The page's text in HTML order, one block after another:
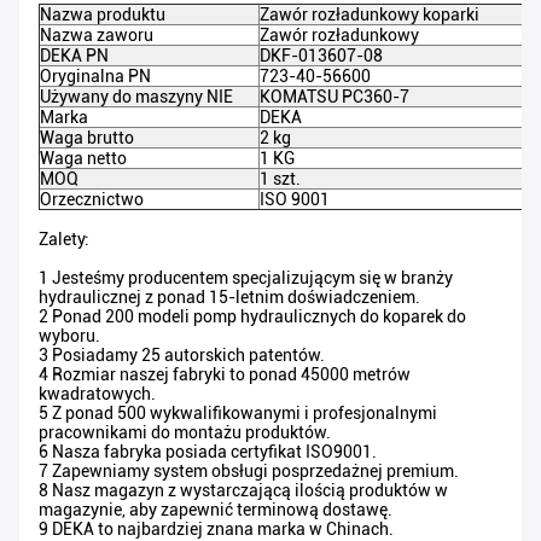
Nazwa produktu
Zawór rozładunkowy koparki
Nazwa zaworu
Zawór rozładunkowy
DEKA PN
DKF-013607-08
Oryginalna PN
723-40-56600
Używany do maszyny NIE
KOMATSU PC360-7
Marka
DEKA
Waga brutto
2 kg
Waga netto
1 KG
MOQ
1 szt.
Orzecznictwo
ISO 9001
Zalety:
1 Jesteśmy producentem specjalizującym się w branży
hydraulicznej z ponad 15-letnim doświadczeniem.
2 Ponad 200 modeli pomp hydraulicznych do koparek do
wyboru.
3 Posiadamy 25 autorskich patentów.
4 Rozmiar naszej fabryki to ponad 45000 metrów
kwadratowych.
5 Z ponad 500 wykwalifikowanymi i profesjonalnymi
pracownikami do montażu produktów.
6 Nasza fabryka posiada certyfikat ISO9001.
7 Zapewniamy system obsługi posprzedażnej premium.
8 Nasz magazyn z wystarczającą ilością produktów w
magazynie, aby zapewnić terminową dostawę.
9 DEKA to najbardziej znana marka w Chinach.